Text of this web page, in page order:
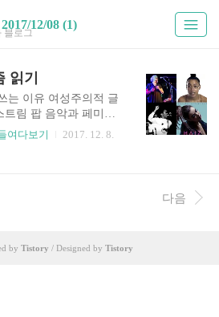
블로그
2017/12/08 (1)
읽기
는 이유 여성주의적 글
림 팝 음악과 페미니
, 우리가 일상에서, 대
드러내고 실천으로
쓰고 있다. 동시에 음
매체에 글을 쓰고 있다.
많은 사회 문제를 하루
여다보기
2017. 12. 8.
다음
by Tistory / Designed by Tistory